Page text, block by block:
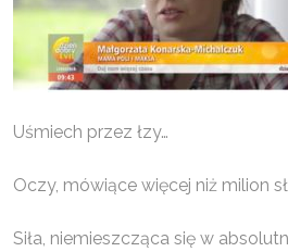
Uśmiech przez łzy…
Oczy, mówiące więcej niż milion
Siła, niemieszcząca się w